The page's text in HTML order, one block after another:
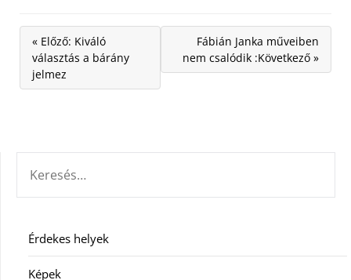
« Előző: Kiváló
választás a bárány
jelmez
Fábián Janka műveiben
nem csalódik :Következő »
Érdekes helyek
Képek